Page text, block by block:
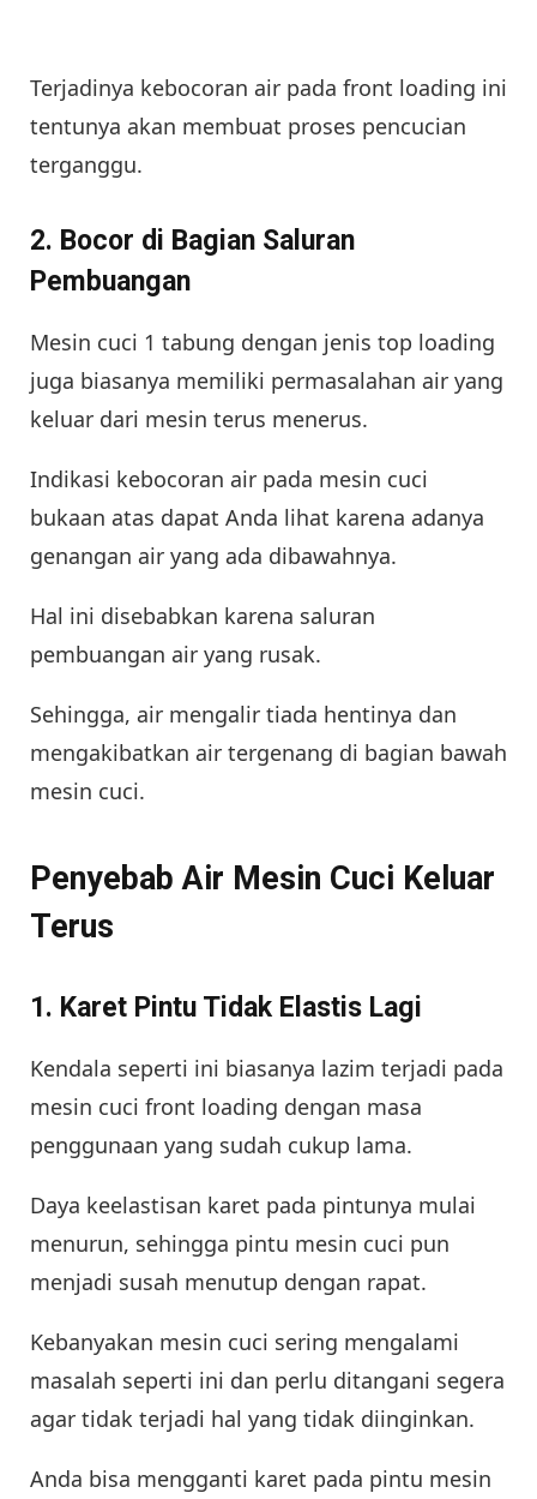
Terjadinya kebocoran air pada front loading ini
tentunya akan membuat proses pencucian
terganggu.
2. Bocor di Bagian Saluran
Pembuangan
Mesin cuci 1 tabung dengan jenis top loading
juga biasanya memiliki permasalahan air yang
keluar dari mesin terus menerus.
Indikasi kebocoran air pada mesin cuci
bukaan atas dapat Anda lihat karena adanya
genangan air yang ada dibawahnya.
Hal ini disebabkan karena saluran
pembuangan air yang rusak.
Sehingga, air mengalir tiada hentinya dan
mengakibatkan air tergenang di bagian bawah
mesin cuci.
Penyebab Air Mesin Cuci Keluar
Terus
1. Karet Pintu Tidak Elastis Lagi
Kendala seperti ini biasanya lazim terjadi pada
mesin cuci front loading dengan masa
penggunaan yang sudah cukup lama.
Daya keelastisan karet pada pintunya mulai
menurun, sehingga pintu mesin cuci pun
menjadi susah menutup dengan rapat.
Kebanyakan mesin cuci sering mengalami
masalah seperti ini dan perlu ditangani segera
agar tidak terjadi hal yang tidak diinginkan.
Anda bisa mengganti karet pada pintu mesin